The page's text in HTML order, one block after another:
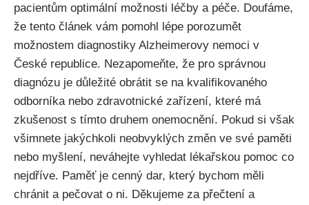
pacientům optimální možnosti léčby a péče. Doufáme,
že tento článek vám pomohl lépe porozumět
možnostem diagnostiky Alzheimerovy nemoci v
České republice. Nezapomeňte, že pro správnou
diagnózu je důležité obrátit se na kvalifikovaného
odborníka nebo zdravotnické zařízení, které má
zkušenost s tímto druhem onemocnění. Pokud si však
všimnete jakýchkoli neobvyklých změn ve své paměti
nebo myšlení, neváhejte vyhledat lékařskou pomoc co
nejdříve. Paměť je cenný dar, který bychom měli
chránit a pečovat o ni. Děkujeme za přečtení a